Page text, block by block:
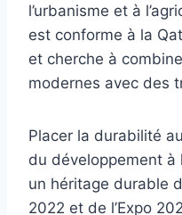
l’urbanisme et à
est conforme à la
et cherche à
modernes avec des
Placer la durabilité
du développement à
un héritage durable
2022 et de l’Expo